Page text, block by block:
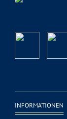
INFORMATIONEN